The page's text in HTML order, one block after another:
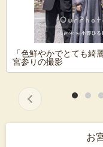
「色鮮やかでとても綺
宮参りの撮影
お